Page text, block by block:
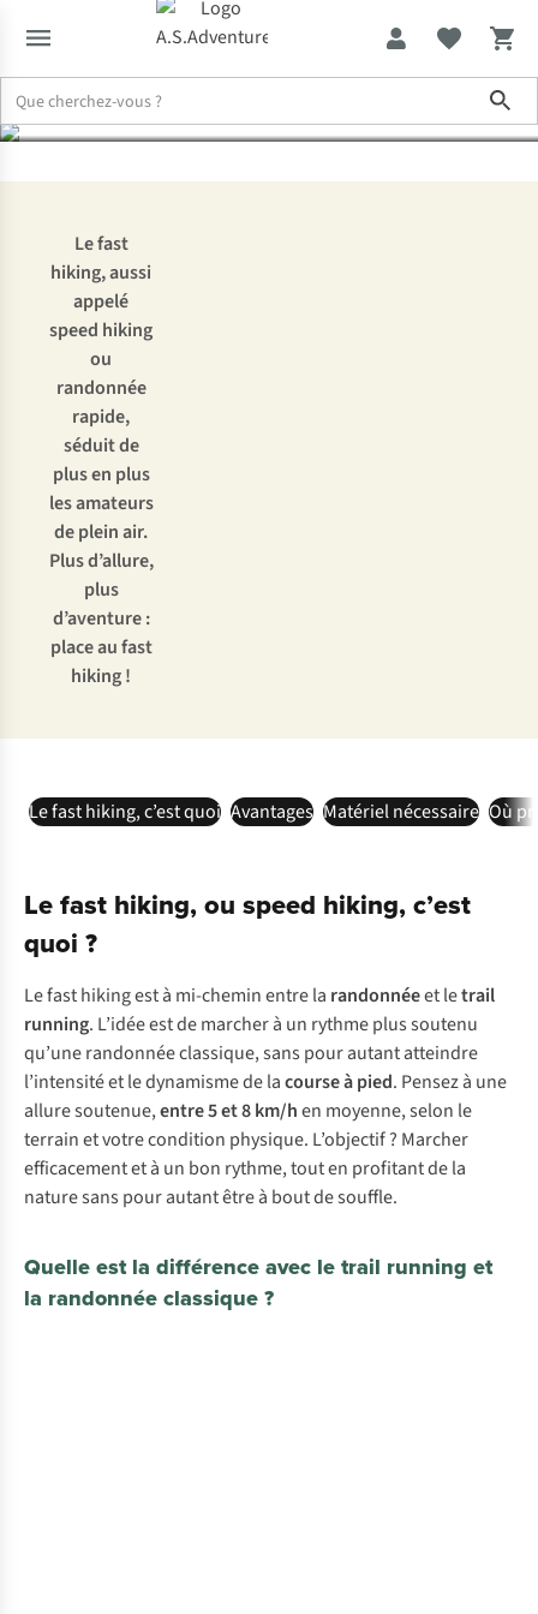
devez savoir
Le fast
hiking, aussi
appelé
speed hiking
ou
randonnée
rapide,
séduit de
plus en plus
les amateurs
de plein air.
Plus d’allure,
plus
d’aventure :
place au fast
hiking !
Le fast hiking, c’est quoi Avantages Matériel nécessaire Où
Le fast hiking, ou speed hiking, c’est
quoi ?
Le fast hiking est à mi-chemin entre la randonnéeet letrail
running. L’idée est de marcher à un rythme plus soutenu
qu’une randonnée classique, sans pour autant atteindre
l’intensité et le dynamisme de lacourse à pied. Pensez à une
allure soutenue,entre 5 et 8 km/hen moyenne, selon le
terrain et votre condition physique. L’objectif ? Marcher
efficacement et à un bon rythme, tout en profitant de la
nature sans pour autant être à bout de souffle.
Quelle est la différence avec le trail running et
la randonnée classique ?